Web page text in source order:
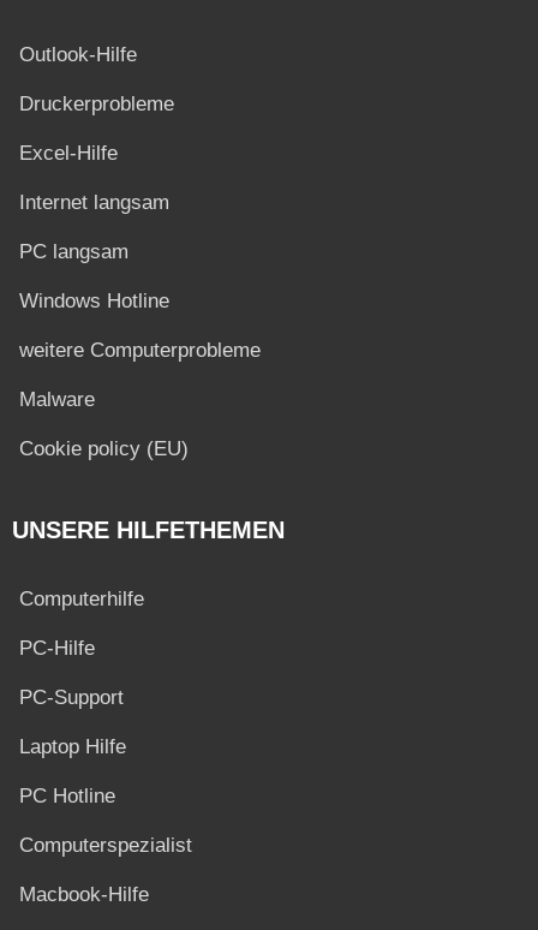
Outlook-Hilfe
Druckerprobleme
Excel-Hilfe
Internet langsam
PC langsam
Windows Hotline
weitere Computerprobleme
Malware
Cookie policy (EU)
UNSERE HILFETHEMEN
Computerhilfe
PC-Hilfe
PC-Support
Laptop Hilfe
PC Hotline
Computerspezialist
Macbook-Hilfe